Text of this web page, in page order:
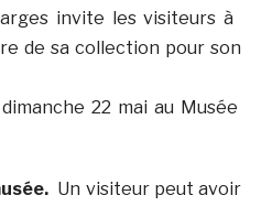
invite les visiteurs à
de sa collection pour son
dimanche 22 mai au Musée
Un visiteur peut avoir